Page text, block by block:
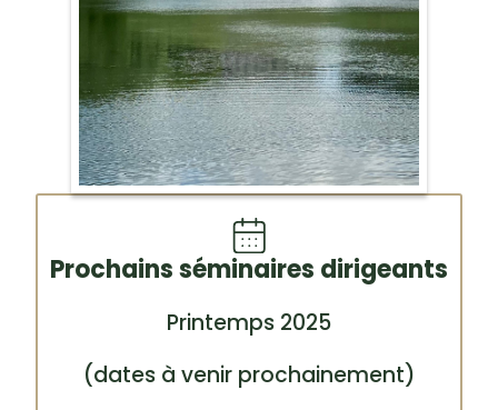
Prochains séminaires dirigeants
Printemps 2025
(dates à venir prochainement)